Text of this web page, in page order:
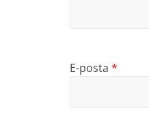
E-posta *